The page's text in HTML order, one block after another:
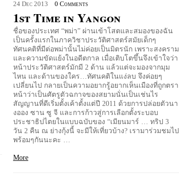
24 Dec 2013 0 Comments
1st Time in Yangon
ชื่อของประเทศ “พม่า” ผ่านเข้าโสตและสมองของฉัน
เป็นครั้งแรกในภาควิชาประวัติศาสตร์สมัยเด็กๆ
ทัศนคติที่มีต่อพม่านั้นไม่ค่อยเป็นมิตรนัก เพราะสงคราม
และความขัดแย้งในอดีตกาล เมื่อเติบโตขึ้นจึงเข้าใจว่า
หน้าประวัติศาสตร์มักมี 2 ด้าน แล้วแต่จะมองจากมุม
ไหน และด้านของใคร…ทัศนคติในแง่ลบ จึงค่อยๆ
เปลี่ยนไป กลายเป็นความอยากรู้อยากเห็นเมืองที่ถูกตรา
หน้าว่าเป็นศัตรูตัวฉกาจของสยามนั่นเป็นเช่นไร
สัญญานที่ดีเริ่มตั้งเค้าตั้งแต่ปี 2011 ด้วยการปล่อยตัวนา
งออง ซาน ซู จี และการก้าวสู่การเลือกตั้งระบอบ
ประชาธิปไตยในแบบฉบับของ “เมียนมาร์ … ทริป 3
วัน 2 คืน ณ ย่างกุ้งนี้ จะมีให้เที่ยวบ้าง? เรามาร่วมชมไป
พร้อมๆกันนะคะ …
More